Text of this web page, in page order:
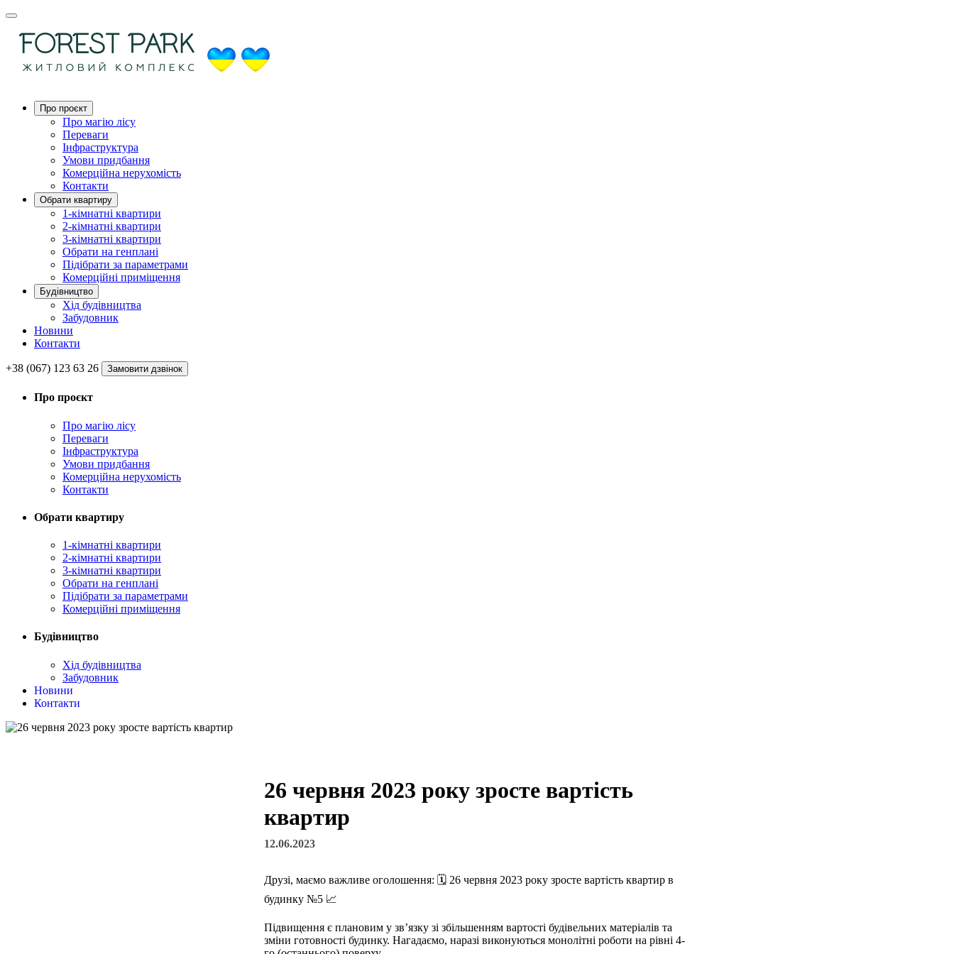
Про проєкт
Про магію ліcу
Переваги
Інфраструктура
Умови придбання
Комерційна нерухомість
Контакти
Обрати квартиру
1-кімнатні квартири
2-кімнатні квартири
3-кімнатні квартири
Обрати на генплані
Підібрати за параметрами
Комерційні приміщення
Будівництво
Хід будівництва
Забудовник
Новини
Контакти
+38 (067) 123 63 26 Замовити дзвінок
Про проєкт
Про магію ліcу
Переваги
Інфраструктура
Умови придбання
Комерційна нерухомість
Контакти
Обрати квартиру
1-кімнатні квартири
2-кімнатні квартири
3-кімнатні квартири
Обрати на генплані
Підібрати за параметрами
Комерційні приміщення
Будівництво
Хід будівництва
Забудовник
Новини
Контакти
26 червня 2023 року зросте вартість
квартир
12.06.2023
Друзі, маємо важливе оголошення: 🗓️ 26 червня 2023 року зросте вартість квартир в
будинку №5 📈
Підвищення є плановим у зв’язку зі збільшенням вартості будівельних матеріалів та
зміни готовності будинку. Нагадаємо, наразі виконуються монолітні роботи на рівні 4-